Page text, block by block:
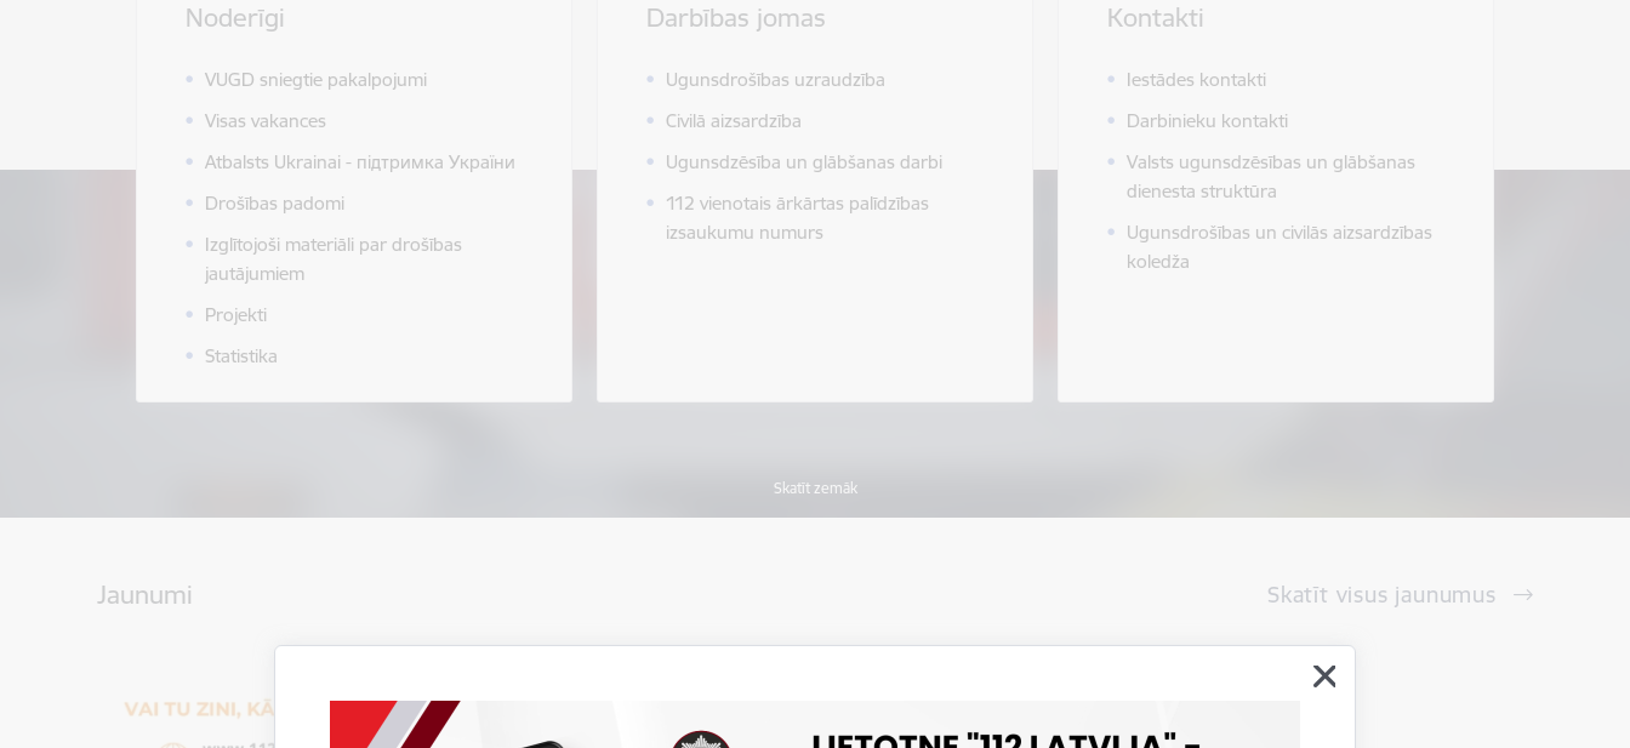
Noderīgi
VUGD sniegtie pakalpojumi
Visas vakances
Atbalsts Ukrainai - підтримка України
Drošības padomi
Izglītojoši materiāli par drošības
jautājumiem
Projekti
Statistika
Darbības jomas
Ugunsdrošības uzraudzība
Civilā aizsardzība
Ugunsdzēsība un glābšanas darbi
112 vienotais ārkārtas palīdzības
izsaukumu numurs
Kontakti
Iestādes kontakti
Darbinieku kontakti
Valsts ugunsdzēsības un glābšanas
dienesta struktūra
Ugunsdrošības un civilās aizsardzības
koledža
Skatīt zemāk
Jaunumi Skatīt visus jaunumus
07.08.2026. Jaunumi Preses relīzes